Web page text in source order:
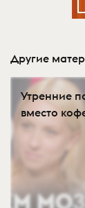
Другие
Утренние
вместо